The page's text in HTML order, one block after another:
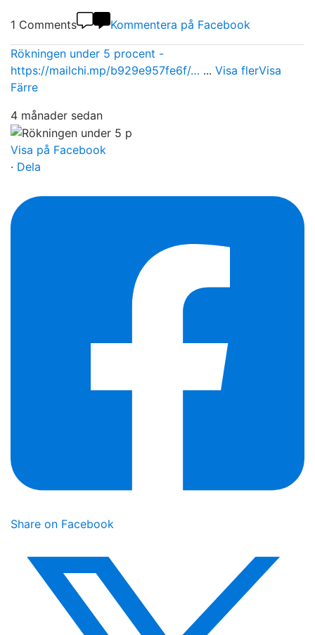
1 Comments Kommentera på Facebook
Rökningen under 5 procent -
https://mailchi.mp/b929e957fe6f/… ... Visa flerVisa
Färre
4 månader sedan
Visa på Facebook
· Dela
Share on Facebook